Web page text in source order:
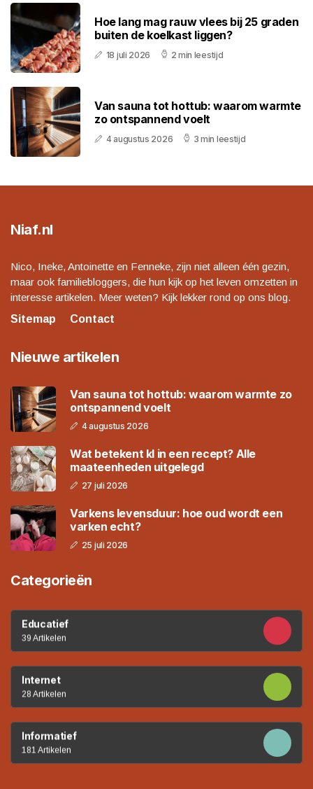
Hoe lang mag rauw vlees bij 25 graden
buiten de koelkast liggen?
18 juli 2026 2 min leestijd
Van sauna tot hottub: waarom warmte
zo ontspannend voelt
4 augustus 2026 3 min leestijd
Niaf.nl
Nico, Ineke, Antoinette en Fenneke, zijn niet alleen één gezin,
maar ook familiebloggers, die hun kijk op het leven omzetten in
interesse artikelen. Meer weten? Kijk lekker rond op ons blog.
Sitemap
Contact
Nieuwe artikelen
Van sauna tot hottub: waarom warmte zo
ontspannend voelt
4 augustus 2026
Wat betekent kl in een recept? Alle
maateenheden uitgelegd
27 juli 2026
Varkens levensduur: hoe oud wordt een
varken echt?
25 juli 2026
Categorieën
Educatief
39 Artikelen
Internet
28 Artikelen
Informatief
181 Artikelen